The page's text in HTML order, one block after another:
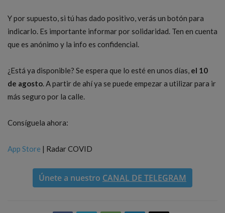
Y por supuesto, si tú has dado positivo, verás un botón para
indicarlo. Es importante informar por solidaridad. Ten en cuenta
que es anónimo y la info es confidencial.
¿Está ya disponible? Se espera que lo esté en unos días, el 10
de agosto. A partir de ahí ya se puede empezar a utilizar para ir
más seguro por la calle.
Consíguela ahora:
App Store | Radar COVID
Únete a nuestro CANAL DE TELEGRAM